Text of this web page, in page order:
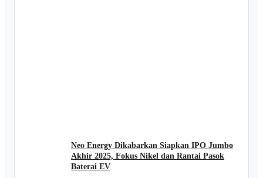
Neo Energy Dikabarkan Siapkan IPO Jumbo
Akhir 2025, Fokus Nikel dan Rantai Pasok
Baterai EV